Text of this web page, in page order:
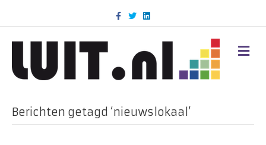
c
k
T
w
i
n
d
M
E
Berichten getagd ‘nieuwslokaal’